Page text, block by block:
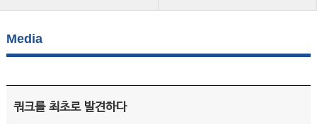
Media
쿼크를 최초로 발견하다